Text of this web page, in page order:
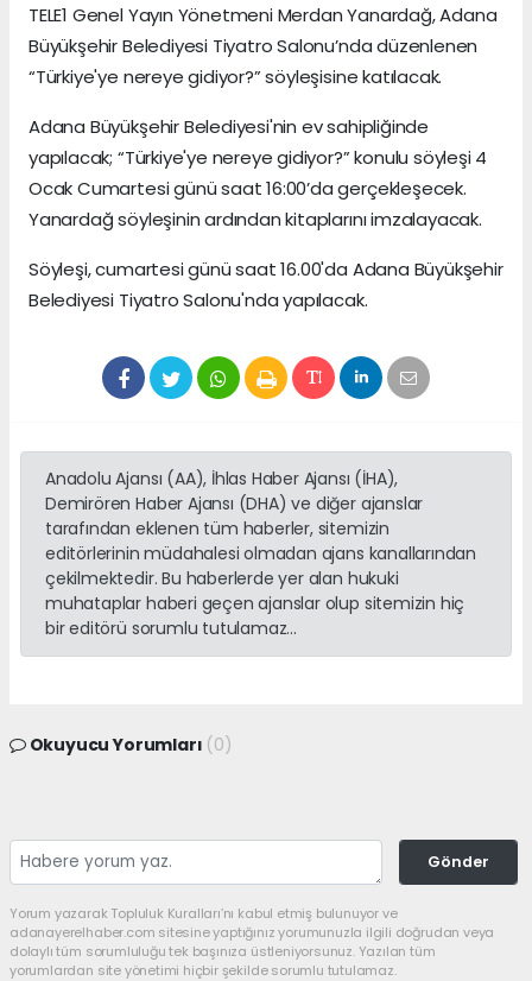
TELE1 Genel Yayın Yönetmeni Merdan Yanardağ, Adana
Büyükşehir Belediyesi Tiyatro Salonu’nda düzenlenen
“Türkiye'ye nereye gidiyor?” söyleşisine katılacak.
Adana Büyükşehir Belediyesi'nin ev sahipliğinde
yapılacak; “Türkiye'ye nereye gidiyor?” konulu söyleşi 4
Ocak Cumartesi günü saat 16:00’da gerçekleşecek.
Yanardağ söyleşinin ardından kitaplarını imzalayacak.
Söyleşi, cumartesi günü saat 16.00'da Adana Büyükşehir
Belediyesi Tiyatro Salonu'nda yapılacak.
Anadolu Ajansı (AA), İhlas Haber Ajansı (İHA),
Demirören Haber Ajansı (DHA) ve diğer ajanslar
tarafından eklenen tüm haberler, sitemizin
editörlerinin müdahalesi olmadan ajans kanallarından
çekilmektedir. Bu haberlerde yer alan hukuki
muhataplar haberi geçen ajanslar olup sitemizin hiç
bir editörü sorumlu tutulamaz...
Okuyucu Yorumları (0)
Gönder
Yorum yazarak Topluluk Kuralları’nı kabul etmiş bulunuyor ve
adanayerelhaber.com sitesine yaptığınız yorumunuzla ilgili doğrudan veya
dolaylı tüm sorumluluğu tek başınıza üstleniyorsunuz. Yazılan tüm
yorumlardan site yönetimi hiçbir şekilde sorumlu tutulamaz.